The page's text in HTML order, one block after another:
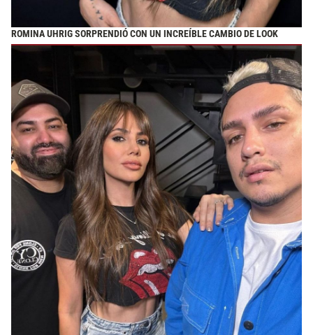
ROMINA UHRIG SORPRENDIÓ CON UN INCREÍBLE CAMBIO DE LOOK